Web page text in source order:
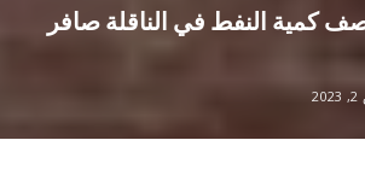
كمية النفط في الناقلة صافر